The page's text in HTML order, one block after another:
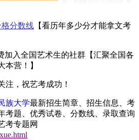
分数线 【看历年多少分才能拿文考
加入全国艺术生的社群【汇聚全国各
本营！】
注，祝艺考成功！
族大学最新招生简章、招生信息、考
考题、优秀试卷、分数线、录取查询
考专题网